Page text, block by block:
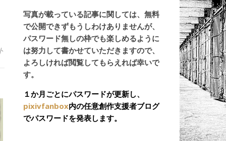
写真が載っている記事に関しては、無料
で公開できずもうしわけありませんが、
パスワード無しの枠でも楽しめるように
は努力して書かせていただきますので、
よろしければ閲覧してもらえれば幸いで
す。
１か月ごとにパスワードが更新し、
pixivfanbox内の任意創作支援者ブログ
でパスワードを発表します。